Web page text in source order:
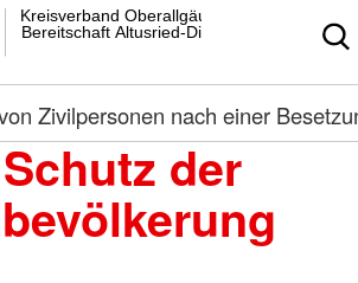
Bereitschaft Altusried-Dietmannsried
Kreisverband Oberallgäu
Zivilpersonen nach einer
der